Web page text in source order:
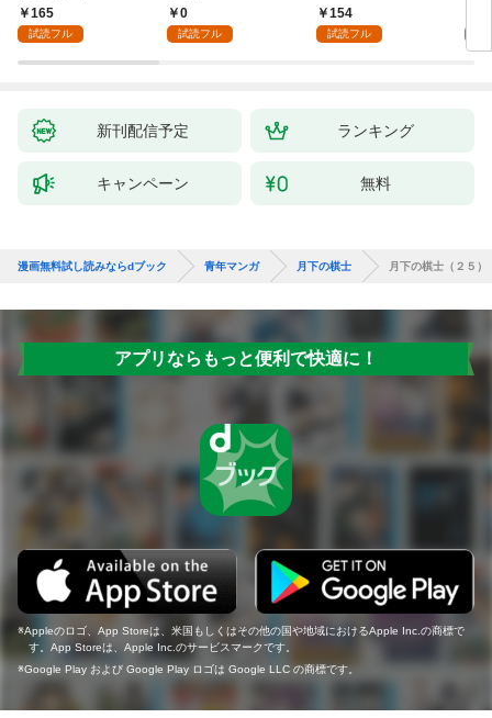
165
試読フル
0
試読フル
154
試読フル
新刊配信予定 ランキング
キャンペーン 無料
漫画無料試し読みならdブック 青年マンガ 月下の棋士 月下の棋士（２５）
アプリならもっと便利で快適に！
Appleのロゴ、App Storeは、米国もしくはその他の国や地域におけるApple Inc.の商標で
す。App Storeは、Apple Inc.のサービスマークです。
Google Play および Google Play ロゴは Google LLC の商標です。